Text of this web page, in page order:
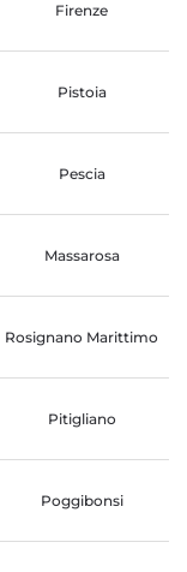
Firenze
Pistoia
Pescia
Massarosa
Rosignano Marittimo
Pitigliano
Poggibonsi